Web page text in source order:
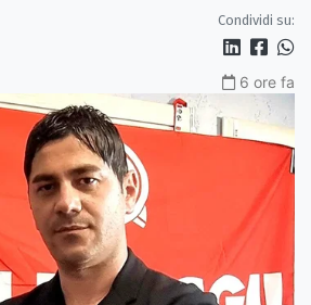
Condividi su:
6 ore fa